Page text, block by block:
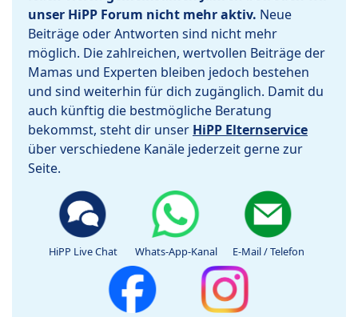
unser HiPP Forum nicht mehr aktiv. Neue
Beiträge oder Antworten sind nicht mehr
möglich. Die zahlreichen, wertvollen Beiträge der
Mamas und Experten bleiben jedoch bestehen
und sind weiterhin für dich zugänglich. Damit du
auch künftig die bestmögliche Beratung
bekommst, steht dir unser HiPP Elternservice
über verschiedene Kanäle jederzeit gerne zur
Seite.
HiPP Live Chat Whats-App-Kanal E-Mail / Telefon